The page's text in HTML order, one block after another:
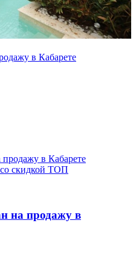
в Кабарете
скидкой ТОП
на продажу в